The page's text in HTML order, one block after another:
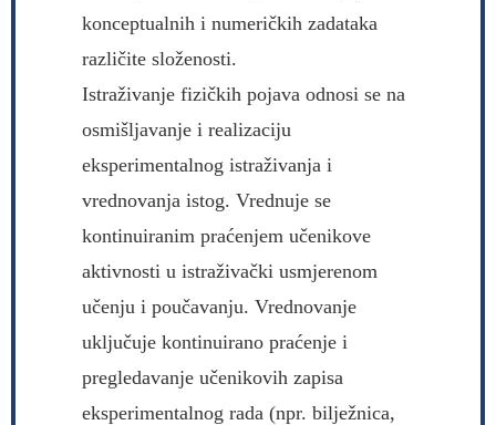
konceptualnih i numeričkih zadataka
različite složenosti.
Istraživanje fizičkih pojava odnosi se na
osmišljavanje i realizaciju
eksperimentalnog istraživanja i
vrednovanja istog. Vrednuje se
kontinuiranim praćenjem učenikove
aktivnosti u istraživački usmjerenom
učenju i poučavanju. Vrednovanje
uključuje kontinuirano praćenje i
pregledavanje učenikovih zapisa
eksperimentalnog rada (npr. bilježnica,